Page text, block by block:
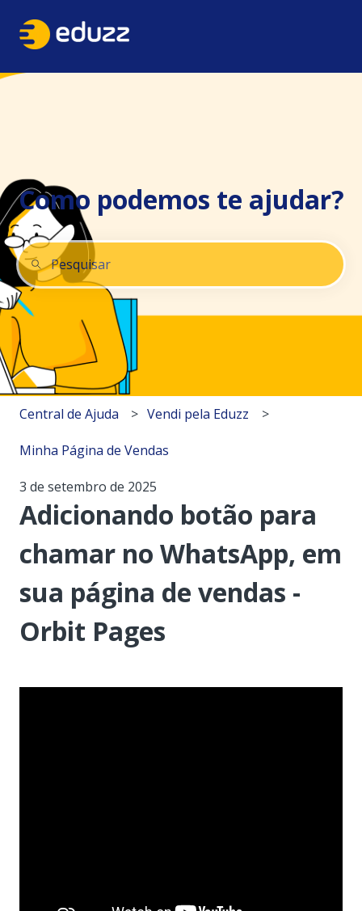
Como podemos te ajudar?
Não há sugestões porque o campo de pesquisa está
Central de Ajuda Vendi pela Eduzz
Minha Página de Vendas
3 de setembro de 2025
Adicionando botão para
chamar no WhatsApp, em
sua página de vendas -
Orbit Pages